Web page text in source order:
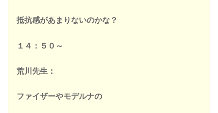
抵抗感があまりないのかな？
１４：５０～
荒川先生：
ファイザーやモデルナの